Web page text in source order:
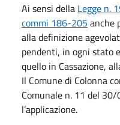
Ai sensi della Legge n.
commi 186-205 anche
alla definizione
pendenti, in ogni stato
quello in Cassazione,
Il Comune di Colonna
Comunale n. 11 del
l’applicazione.